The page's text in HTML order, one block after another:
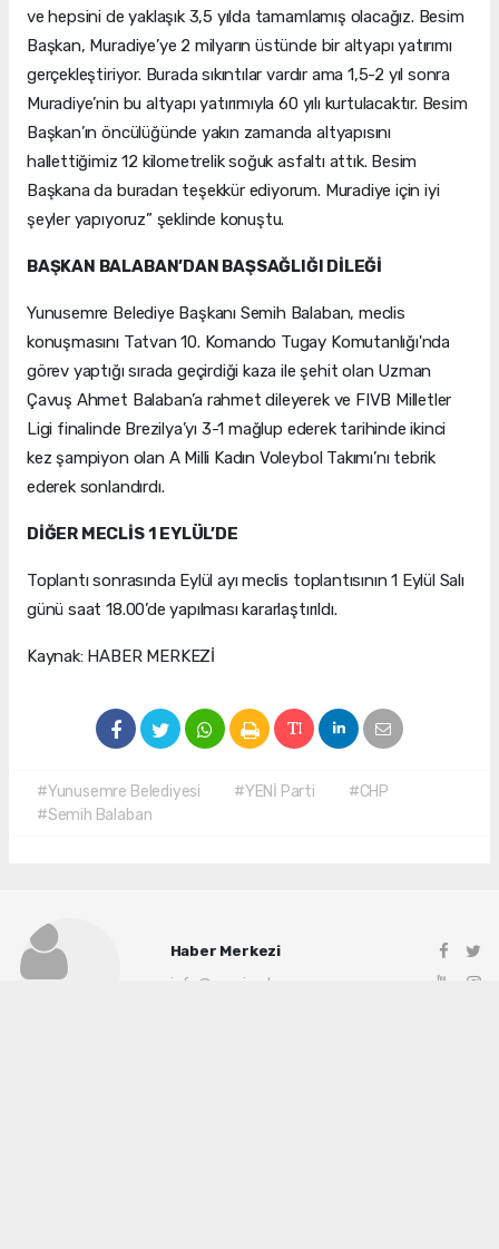
ve hepsini de yaklaşık 3,5 yılda tamamlamış olacağız. Besim
Başkan, Muradiye’ye 2 milyarın üstünde bir altyapı yatırımı
gerçekleştiriyor. Burada sıkıntılar vardır ama 1,5-2 yıl sonra
Muradiye’nin bu altyapı yatırımıyla 60 yılı kurtulacaktır. Besim
Başkan’ın öncülüğünde yakın zamanda altyapısını
hallettiğimiz 12 kilometrelik soğuk asfaltı attık. Besim
Başkana da buradan teşekkür ediyorum. Muradiye için iyi
şeyler yapıyoruz” şeklinde konuştu.
BAŞKAN BALABAN’DAN BAŞSAĞLIĞI DİLEĞİ
Yunusemre Belediye Başkanı Semih Balaban, meclis
konuşmasını Tatvan 10. Komando Tugay Komutanlığı'nda
görev yaptığı sırada geçirdiği kaza ile şehit olan Uzman
Çavuş Ahmet Balaban’a rahmet dileyerek ve FIVB Milletler
Ligi finalinde Brezilya’yı 3-1 mağlup ederek tarihinde ikinci
kez şampiyon olan A Milli Kadın Voleybol Takımı’nı tebrik
ederek sonlandırdı.
DİĞER MECLİS 1 EYLÜL’DE
Toplantı sonrasında Eylül ayı meclis toplantısının 1 Eylül Salı
günü saat 18.00’de yapılması kararlaştırıldı.
Kaynak: HABER MERKEZİ
#Yunusemre Belediyesi #YENİ Parti
#CHP
#Semih Balaban
Haber Merkezi
info@manisadenge.com